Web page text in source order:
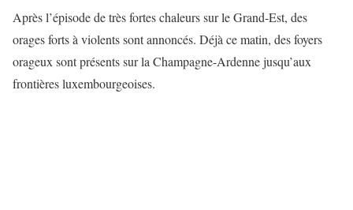
Après l’épisode de très fortes chaleurs sur le Grand-Est, des
orages forts à violents sont annoncés. Déjà ce matin, des foyers
orageux sont présents sur la Champagne-Ardenne jusqu’aux
frontières luxembourgeoises.